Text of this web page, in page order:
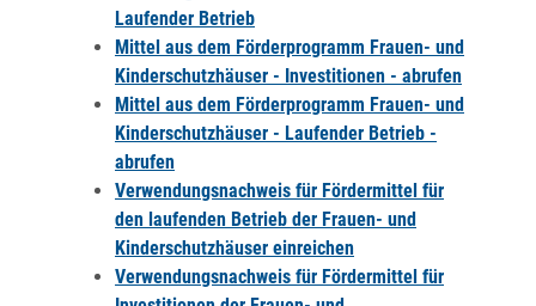
Laufender Betrieb
Mittel aus dem Förderprogramm Frauen- und
Kinderschutzhäuser - Investitionen - abrufen
Mittel aus dem Förderprogramm Frauen- und
Kinderschutzhäuser - Laufender Betrieb -
abrufen
Verwendungsnachweis für Fördermittel für
den laufenden Betrieb der Frauen- und
Kinderschutzhäuser einreichen
Verwendungsnachweis für Fördermittel für